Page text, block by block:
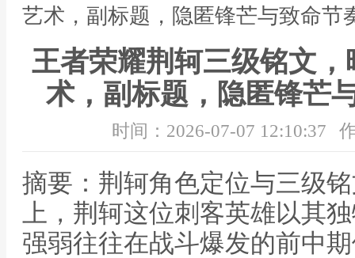
艺术，副标题，隐匿锋芒与致命节
王者荣耀荆轲三级铭文
术，副标题，隐匿锋芒
时间：2026-07-07 12:10:37
摘要：荆轲角色定位与三级
上，荆轲这位刺客英雄以其
强弱往往在战斗爆发的前中